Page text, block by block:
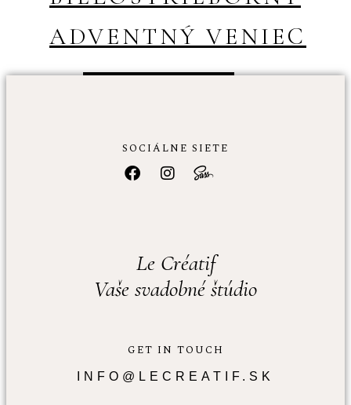
ADVENTNÝ VENIEC
SOCIÁLNE SIETE
Le Créatif
Vaše svadobné štúdio
GET IN TOUCH
INFO@LECREATIF.SK